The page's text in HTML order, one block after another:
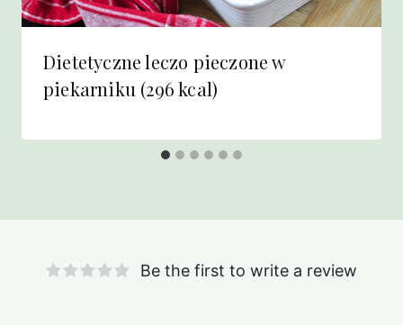
Dietetyczne leczo pieczone w
piekarniku (296 kcal)
Be the first to write a review